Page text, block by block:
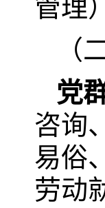
管理
（
党
咨询
易俗
劳动